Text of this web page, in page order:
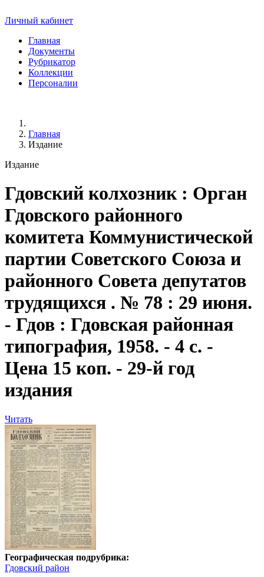
Личный кабинет
Главная
Документы
Рубрикатор
Коллекции
Персоналии
Главная
Издание
Издание
Гдовский колхозник: Орган
Гдовского районного
комитета Коммунистической
партии Советского Союза и
районного Совета депутатов
трудящихся . № 78 : 29 июня.
- Гдов : Гдовская районная
типография, 1958. - 4 с. -
Цена 15 коп. - 29-й год
издания
Читать
Географическая подрубрика:
Гдовский район